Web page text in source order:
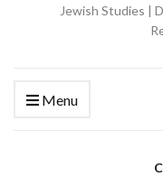
Jewish Studies |
Menu